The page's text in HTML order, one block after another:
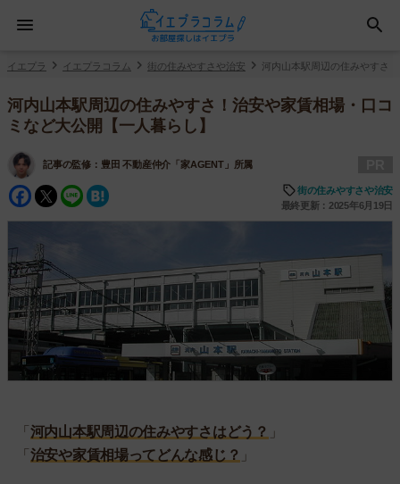
イエプラ イエプラコラム 街の住みやすさや治安 河内山本駅周辺の住みやすさ
河内山本駅周辺の住みやすさ！治安や家賃相場・口コ
ミなど大公開【一人暮らし】
記事の監修： 豊田 不動産仲介「家AGENT」所属
Facebook
Twitter
Line
街の住みやすさや治安
最終更新：2025年6月19日
「 河内山本駅周辺の住みやすさはどう？ 」
「 治安や家賃相場ってどんな感じ？ 」